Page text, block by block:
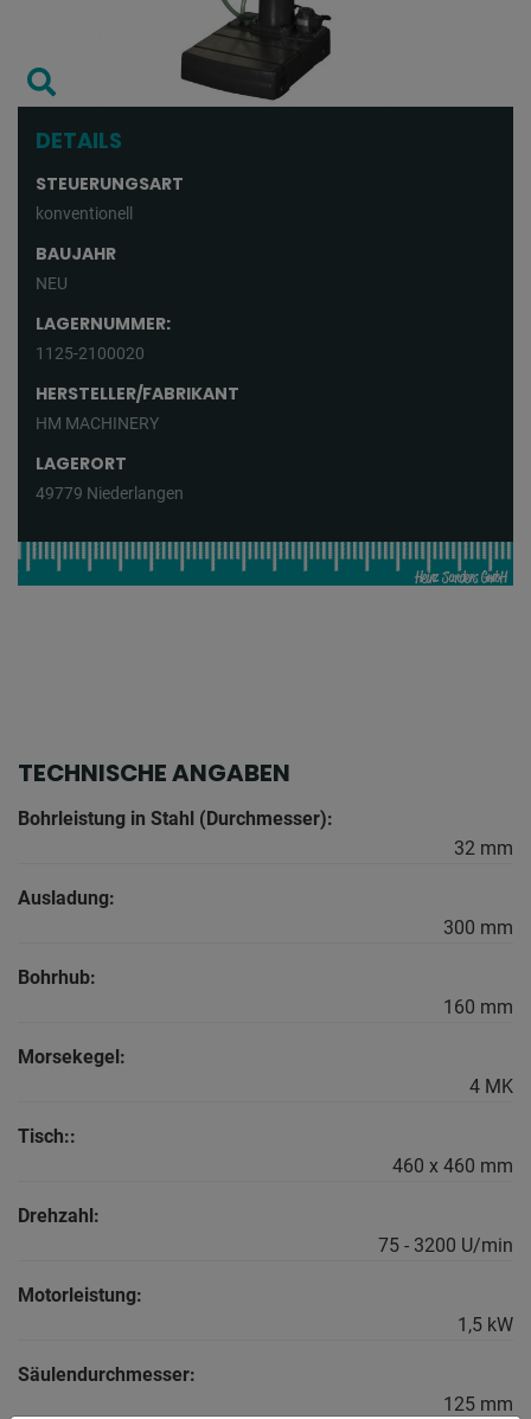
DETAILS
STEUERUNGSART
konventionell
BAUJAHR
NEU
LAGERNUMMER:
1125-2100020
HERSTELLER/FABRIKANT
HM MACHINERY
LAGERORT
49779 Niederlangen
TECHNISCHE ANGABEN
Bohrleistung in Stahl (Durchmesser):
32 mm
Ausladung:
300 mm
Bohrhub:
160 mm
Morsekegel:
4 MK
Tisch::
460 x 460 mm
Drehzahl:
75 - 3200 U/min
Motorleistung:
1,5 kW
Säulendurchmesser:
125 mm